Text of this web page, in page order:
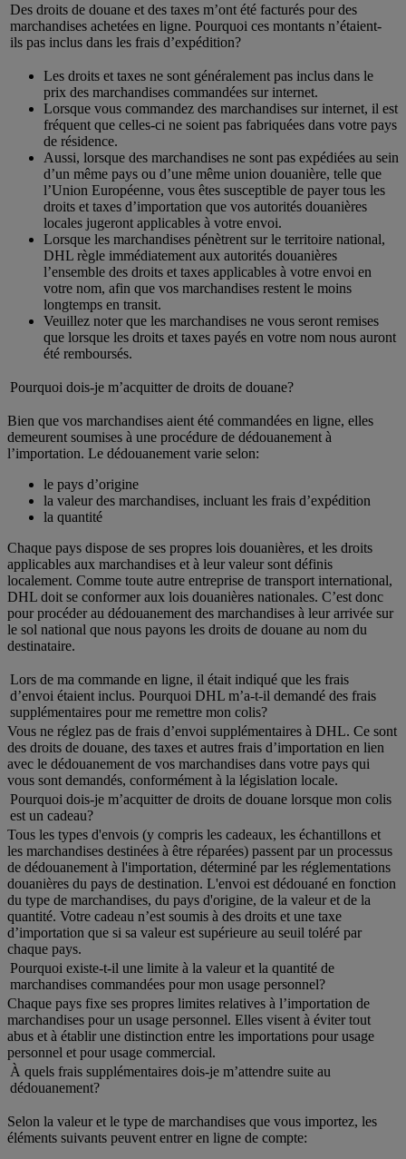
Des droits de douane et des taxes m’ont été facturés pour des
marchandises achetées en ligne. Pourquoi ces montants n’étaient-
ils pas inclus dans les frais d’expédition?
Les droits et taxes ne sont généralement pas inclus dans le
prix des marchandises commandées sur internet.
Lorsque vous commandez des marchandises sur internet, il est
fréquent que celles-ci ne soient pas fabriquées dans votre pays
de résidence.
Aussi, lorsque des marchandises ne sont pas expédiées au sein
d’un même pays ou d’une même union douanière, telle que
l’Union Européenne, vous êtes susceptible de payer tous les
droits et taxes d’importation que vos autorités douanières
locales jugeront applicables à votre envoi.
Lorsque les marchandises pénètrent sur le territoire national,
DHL règle immédiatement aux autorités douanières
l’ensemble des droits et taxes applicables à votre envoi en
votre nom, afin que vos marchandises restent le moins
longtemps en transit.
Veuillez noter que les marchandises ne vous seront remises
que lorsque les droits et taxes payés en votre nom nous auront
été remboursés.
Pourquoi dois-je m’acquitter de droits de douane?
Bien que vos marchandises aient été commandées en ligne, elles
demeurent soumises à une procédure de dédouanement à
l’importation. Le dédouanement varie selon:
le pays d’origine
la valeur des marchandises, incluant les frais d’expédition
la quantité
Chaque pays dispose de ses propres lois douanières, et les droits
applicables aux marchandises et à leur valeur sont définis
localement. Comme toute autre entreprise de transport international,
DHL doit se conformer aux lois douanières nationales. C’est donc
pour procéder au dédouanement des marchandises à leur arrivée sur
le sol national que nous payons les droits de douane au nom du
destinataire.
Lors de ma commande en ligne, il était indiqué que les frais
d’envoi étaient inclus. Pourquoi DHL m’a-t-il demandé des frais
supplémentaires pour me remettre mon colis?
Vous ne réglez pas de frais d’envoi supplémentaires à DHL. Ce sont
des droits de douane, des taxes et autres frais d’importation en lien
avec le dédouanement de vos marchandises dans votre pays qui
vous sont demandés, conformément à la législation locale.
Pourquoi dois-je m’acquitter de droits de douane lorsque mon colis
est un cadeau?
Tous les types d'envois (y compris les cadeaux, les échantillons et
les marchandises destinées à être réparées) passent par un processus
de dédouanement à l'importation, déterminé par les réglementations
douanières du pays de destination. L'envoi est dédouané en fonction
du type de marchandises, du pays d'origine, de la valeur et de la
quantité. Votre cadeau n’est soumis à des droits et une taxe
d’importation que si sa valeur est supérieure au seuil toléré par
chaque pays.
Pourquoi existe-t-il une limite à la valeur et la quantité de
marchandises commandées pour mon usage personnel?
Chaque pays fixe ses propres limites relatives à l’importation de
marchandises pour un usage personnel. Elles visent à éviter tout
abus et à établir une distinction entre les importations pour usage
personnel et pour usage commercial.
À quels frais supplémentaires dois-je m’attendre suite au
dédouanement?
Selon la valeur et le type de marchandises que vous importez, les
éléments suivants peuvent entrer en ligne de compte: